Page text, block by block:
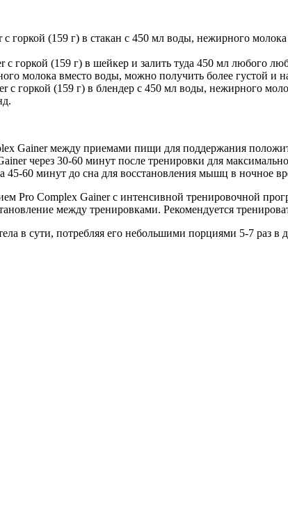
горкой (159 г) в стакан с 450 мл воды, нежирного
горкой (159 г) в шейкер и залить туда 450 мл любого
молока вместо воды, можно получить более густой и
с горкой (159 г) в блендер с 450 мл воды, нежирного
Gainer между приемами пищи для поддержания
через 30-60 минут после тренировки для
60 минут до сна для восстановления мышц в ночное
Pro Complex Gainer с интенсивной тренировочной
между тренировками. Рекомендуется
в сути, потребляя его небольшими порциями 5-7 раз в